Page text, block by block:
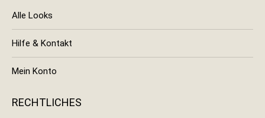
Alle Looks
Hilfe & Kontakt
Mein Konto
RECHTLICHES